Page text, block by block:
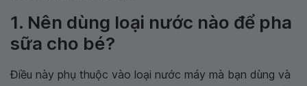
1. Nên dùng loại nước nào để pha
sữa cho bé?
Điều này phụ thuộc vào loại nước máy mà bạn dùng và